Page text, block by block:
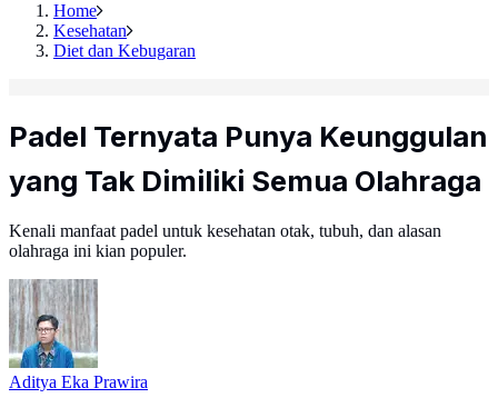
Home
Kesehatan
Diet dan Kebugaran
Padel Ternyata Punya Keunggulan
yang Tak Dimiliki Semua Olahraga
Kenali manfaat padel untuk kesehatan otak, tubuh, dan alasan
olahraga ini kian populer.
Aditya Eka Prawira